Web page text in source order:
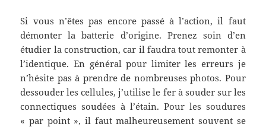
Si vous n’êtes pas encore passé à l’action, il faut
démonter la batterie d’origine. Prenez soin d’en
étudier la construction, car il faudra tout remonter à
l’identique. En général pour limiter les erreurs je
n’hésite pas à prendre de nombreuses photos. Pour
dessouder les cellules, j’utilise le fer à souder sur les
connectiques soudées à l’étain. Pour les soudures
« par point », il faut malheureusement souvent se